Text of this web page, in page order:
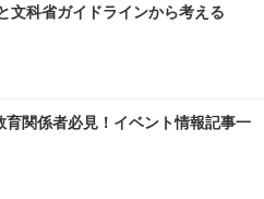
文科省ガイドラインから考える
育関係者必見！イベント情報記事一